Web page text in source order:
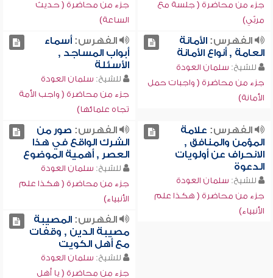
جزء من محاضرة ( جلسة مع
مربّي)
جزء من محاضرة ( حديث
الساعة)
الفهرس:الأمانة
العامة , أنواع الأمانة
للشيخ: سلمان العودة
جزء من محاضرة ( واجبات حمل
الأمانة)
الفهرس:أسماء
أبواب المساجد ,
الأسئلة
للشيخ: سلمان العودة
جزء من محاضرة ( واجب الأمة
تجاه علمائها)
الفهرس: علامة
المؤمن والمنافق ,
الانحراف عن أولويات
الدعوة
للشيخ: سلمان العودة
جزء من محاضرة ( هكذا علم
الأنبياء)
الفهرس: صور من
الشرك الواقع في هذا
العصر , أهمية الموضوع
للشيخ: سلمان العودة
جزء من محاضرة ( هكذا علم
الأنبياء)
الفهرس:المصيبة
مصيبة الدين , وقفات
مع أهل الكويت
للشيخ: سلمان العودة
جزء من محاضرة ( يا أهل